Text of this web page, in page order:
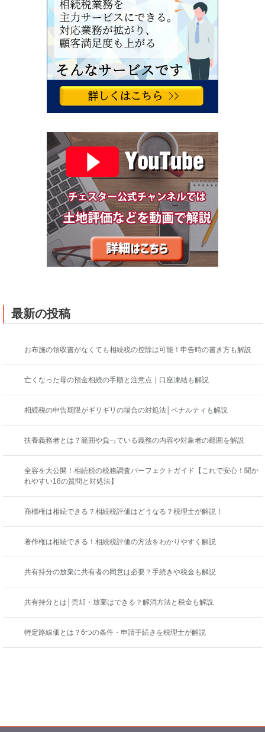
最新の投稿
お布施の領収書がなくても相続税の控除は可能！申告時の書き方も解説
亡くなった母の預金相続の手順と注意点｜口座凍結も解説
相続税の申告期限がギリギリの場合の対処法│ペナルティも解説
扶養義務者とは？範囲や負っている義務の内容や対象者の範囲を解説
全容を大公開！相続税の税務調査パーフェクトガイド【これで安心！聞か
れやすい18の質問と対処法】
商標権は相続できる？相続税評価はどうなる？税理士が解説！
著作権は相続できる！相続税評価の方法をわかりやすく解説
共有持分の放棄に共有者の同意は必要？手続きや税金も解説
共有持分とは│売却・放棄はできる？解消方法と税金も解説
特定路線価とは？6つの条件・申請手続きを税理士が解説